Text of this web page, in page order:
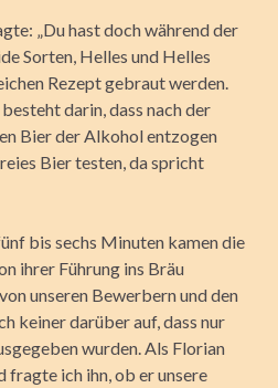
„Du hast doch während der
Sorten, Helles und Helles
Rezept gebraut werden.
darin, dass nach der
Bier der Alkohol entzogen
Bier testen, da spricht
bis sechs Minuten kamen die
ihrer Führung ins Bräu
unseren Bewerbern und den
keiner darüber auf, dass nur
wurden. Als Florian
ich ihn, ob er unsere